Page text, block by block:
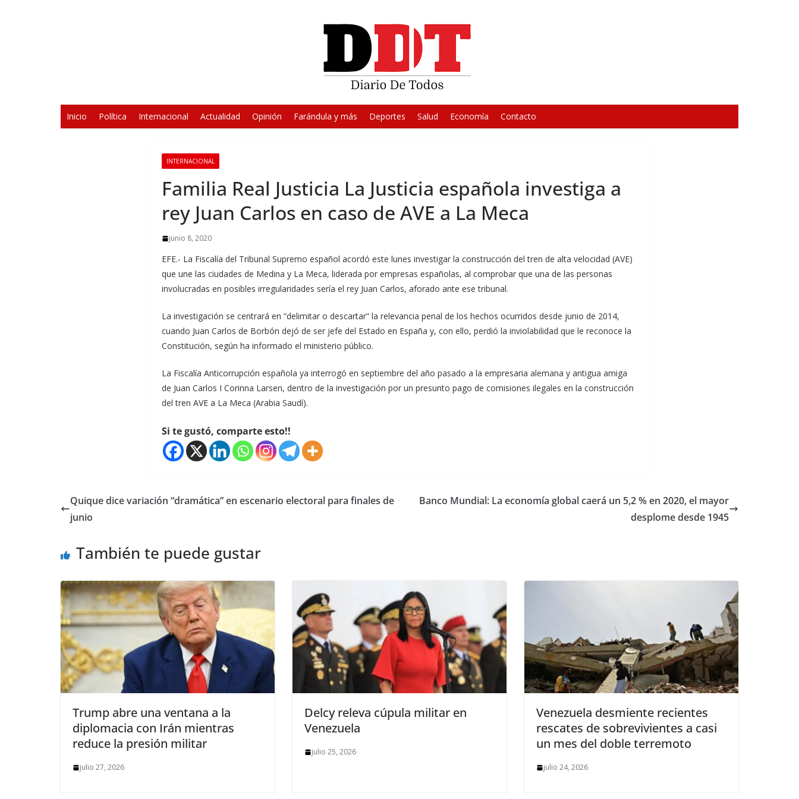
Inicio Política Internacional Actualidad Opinión Farándula y más Deportes Salud Economía Contacto
INTERNACIONAL
Familia Real Justicia La Justicia española investiga a
rey Juan Carlos en caso de AVE a La Meca
junio 8, 2020
EFE.- La Fiscalía del Tribunal Supremo español acordó este lunes investigar la construcción del tren de alta velocidad (AVE)
que une las ciudades de Medina y La Meca, liderada por empresas españolas, al comprobar que una de las personas
involucradas en posibles irregularidades sería el rey Juan Carlos, aforado ante ese tribunal.
La investigación se centrará en “delimitar o descartar” la relevancia penal de los hechos ocurridos desde junio de 2014,
cuando Juan Carlos de Borbón dejó de ser jefe del Estado en España y, con ello, perdió la inviolabilidad que le reconoce la
Constitución, según ha informado el ministerio público.
La Fiscalía Anticorrupción española ya interrogó en septiembre del año pasado a la empresaria alemana y antigua amiga
de Juan Carlos I Corinna Larsen, dentro de la investigación por un presunto pago de comisiones ilegales en la construcción
del tren AVE a La Meca (Arabia Saudí).
Si te gustó, comparte esto!!
Quique dice variación “dramática” en escenario electoral para finales de
junio
Banco Mundial: La economía global caerá un 5,2 % en 2020, el mayor
desplome desde 1945
También te puede gustar
Trump abre una ventana a la
diplomacia con Irán mientras
reduce la presión militar
julio 27, 2026
Delcy releva cúpula militar en
Venezuela
julio 25, 2026
Venezuela desmiente recientes
rescates de sobrevivientes a casi
un mes del doble terremoto
julio 24, 2026